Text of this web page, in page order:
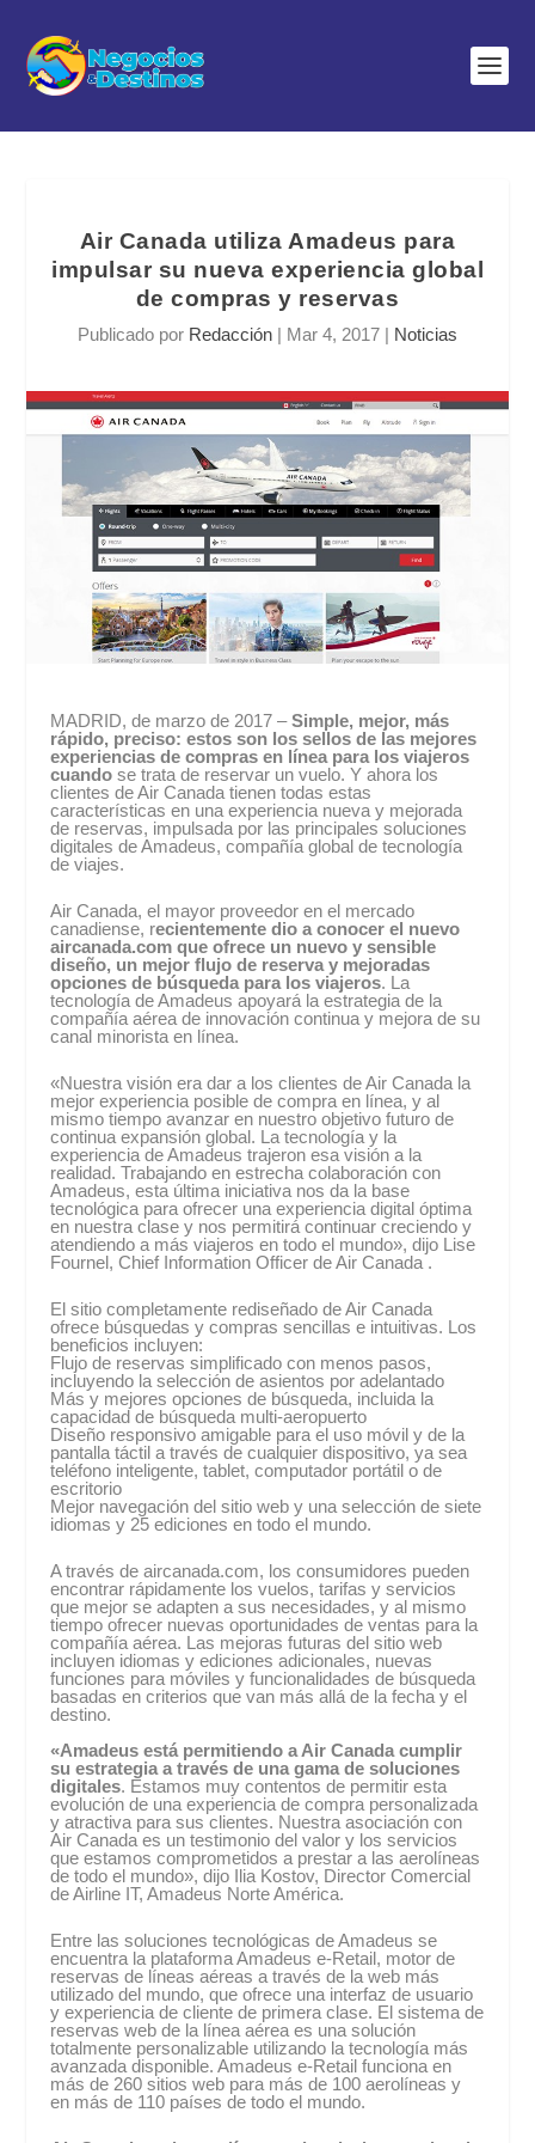
Air Canada utiliza Amadeus para
impulsar su nueva experiencia global
de compras y reservas
Publicado por Redacción | Mar 4, 2017 | Noticias
MADRID, de marzo de 2017 –Simple, mejor, más
rápido, preciso: estos son los sellos de las mejores
experiencias de compras en línea para los viajeros
cuandose trata de reservar un vuelo. Y ahora los
clientes de Air Canada tienen todas estas
características en una experiencia nueva y mejorada
de reservas, impulsada por las principales soluciones
digitales de Amadeus, compañía global de tecnología
de viajes.
Air Canada, el mayor proveedor en el mercado
canadiense, recientemente dio a conocer el nuevo
aircanada.com que ofrece un nuevo y sensible
diseño, un mejor flujo de reserva y mejoradas
opciones de búsqueda para los viajeros. La
tecnología de Amadeus apoyará la estrategia de la
compañía aérea de innovación continua y mejora de su
canal minorista en línea.
«Nuestra visión era dar a los clientes de Air Canada la
mejor experiencia posible de compra en línea, y al
mismo tiempo avanzar en nuestro objetivo futuro de
continua expansión global. La tecnología y la
experiencia de Amadeus trajeron esa visión a la
realidad. Trabajando en estrecha colaboración con
Amadeus, esta última iniciativa nos da la base
tecnológica para ofrecer una experiencia digital óptima
en nuestra clase y nos permitirá continuar creciendo y
atendiendo a más viajeros en todo el mundo», dijo Lise
Fournel, Chief Information Officer de Air Canada .
El sitio completamente rediseñado de Air Canada
ofrece búsquedas y compras sencillas e intuitivas. Los
beneficios incluyen:
Flujo de reservas simplificado con menos pasos,
incluyendo la selección de asientos por adelantado
Más y mejores opciones de búsqueda, incluida la
capacidad de búsqueda multi-aeropuerto
Diseño responsivo amigable para el uso móvil y de la
pantalla táctil a través de cualquier dispositivo, ya sea
teléfono inteligente, tablet, computador portátil o de
escritorio
Mejor navegación del sitio web y una selección de siete
idiomas y 25 ediciones en todo el mundo.
A través de aircanada.com, los consumidores pueden
encontrar rápidamente los vuelos, tarifas y servicios
que mejor se adapten a sus necesidades, y al mismo
tiempo ofrecer nuevas oportunidades de ventas para la
compañía aérea. Las mejoras futuras del sitio web
incluyen idiomas y ediciones adicionales, nuevas
funciones para móviles y funcionalidades de búsqueda
basadas en criterios que van más allá de la fecha y el
destino.
«Amadeus está permitiendo a Air Canada cumplir
su estrategia a través de una gama de soluciones
digitales. Estamos muy contentos de permitir esta
evolución de una experiencia de compra personalizada
y atractiva para sus clientes. Nuestra asociación con
Air Canada es un testimonio del valor y los servicios
que estamos comprometidos a prestar a las aerolíneas
de todo el mundo», dijo Ilia Kostov, Director Comercial
de Airline IT, Amadeus Norte América.
Entre las soluciones tecnológicas de Amadeus se
encuentra la plataforma Amadeus e-Retail, motor de
reservas de líneas aéreas a través de la web más
utilizado del mundo, que ofrece una interfaz de usuario
y experiencia de cliente de primera clase. El sistema de
reservas web de la línea aérea es una solución
totalmente personalizable utilizando la tecnología más
avanzada disponible. Amadeus e-Retail funciona en
más de 260 sitios web para más de 100 aerolíneas y
en más de 110 países de todo el mundo.